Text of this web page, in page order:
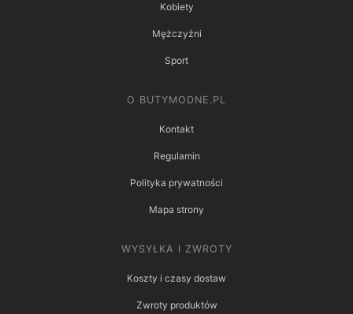
Kobiety
Mężczyźni
Sport
O BUTYMODNE.PL
Kontakt
Regulamin
Polityka prywatności
Mapa strony
WYSYŁKA I ZWROTY
Koszty i czasy dostaw
Zwroty produktów